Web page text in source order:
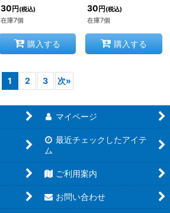
30 円 (税込)
在庫7個
購入する
30 円 (税込)
在庫7個
購入する
1 2 3 次»
マイページ
最近チェックしたアイテ
ム
ご利用案内
お問い合わせ